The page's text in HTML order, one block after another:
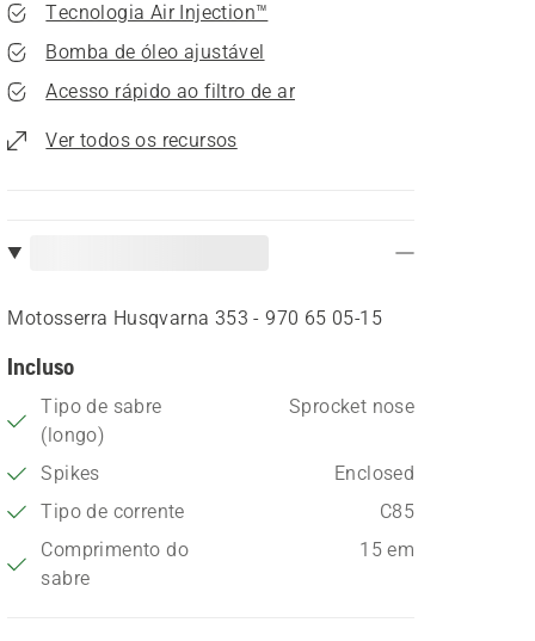
Tecnologia Air Injection™
Bomba de óleo ajustável
Acesso rápido ao filtro de ar
Ver todos os recursos
Motosserra Husqvarna 353 - 970 65 05‑15
Incluso
Tipo de sabre
(longo)
Sprocket nose
Spikes
Enclosed
Tipo de corrente
C85
Comprimento do
sabre
15 em